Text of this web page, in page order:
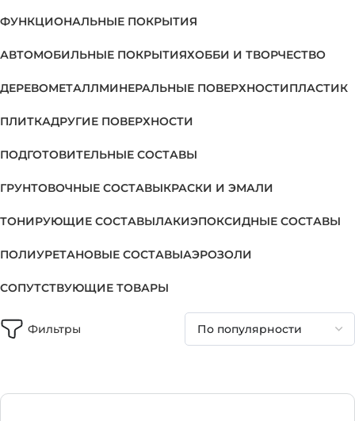
ФУНКЦИОНАЛЬНЫЕ ПОКРЫТИЯ
АВТОМОБИЛЬНЫЕ ПОКРЫТИЯХОББИ И ТВОРЧЕСТВО
ДЕРЕВОМЕТАЛЛМИНЕРАЛЬНЫЕ ПОВЕРХНОСТИПЛАСТИК
ПЛИТКАДРУГИЕ ПОВЕРХНОСТИ
ПОДГОТОВИТЕЛЬНЫЕ СОСТАВЫ
ГРУНТОВОЧНЫЕ СОСТАВЫКРАСКИ И ЭМАЛИ
ТОНИРУЮЩИЕ СОСТАВЫЛАКИЭПОКСИДНЫЕ СОСТАВЫ
ПОЛИУРЕТАНОВЫЕ СОСТАВЫАЭРОЗОЛИ
СОПУТСТВУЮЩИЕ ТОВАРЫ
Фильтры